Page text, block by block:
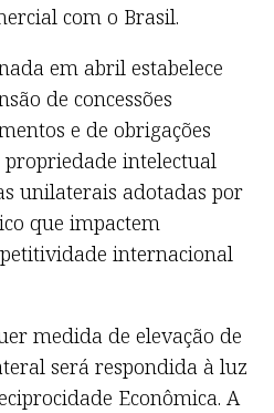
com o Brasil.
em abril estabelece
de concessões
e de obrigações
intelectual
unilaterais adotadas por
que impactem
internacional
medida de elevação de
será respondida à luz
Econômica. A